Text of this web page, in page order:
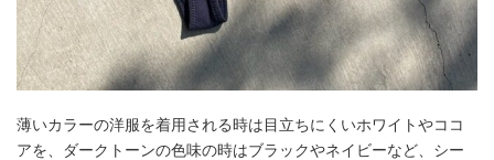
薄いカラーの洋服を着用される時は目立ちにくいホワイトやココ
アを、ダークトーンの色味の時はブラックやネイビーなど、シー